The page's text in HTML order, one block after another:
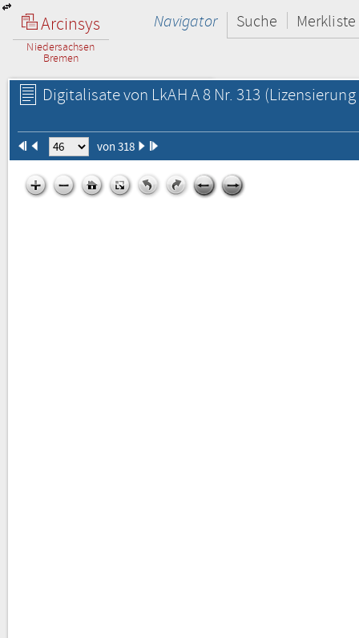
Arcinsys
Niedersachsen
Bremen
Navigator Suche Merkliste
Digitalisate von LkAH A 8 Nr. 313
von 318